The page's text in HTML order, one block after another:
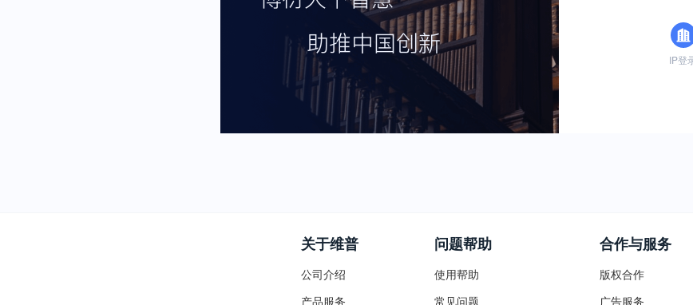
IP登
关于维普
公司介绍
产品服务
问题帮助
使用帮助
常见问题
合作与服务
版权合作
广告服务